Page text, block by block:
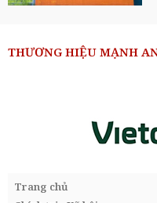
THƯƠNG HIỆU MẠNH
Trang chủ